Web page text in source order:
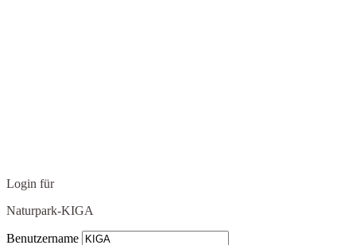
Login für
Naturpark-KIGA
Benutzername